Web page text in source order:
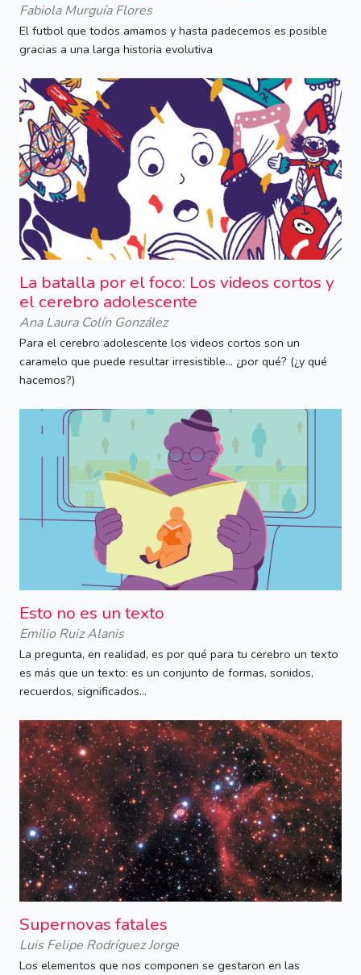
Fabiola Murguía Flores
El futbol que todos amamos y hasta padecemos es posible
gracias a una larga historia evolutiva
La batalla por el foco: Los videos cortos y
el cerebro adolescente
Ana Laura Colín González
Para el cerebro adolescente los videos cortos son un
caramelo que puede resultar irresistible... ¿por qué? (¿y qué
hacemos?)
Esto no es un texto
Emilio Ruiz Alanis
La pregunta, en realidad, es por qué para tu cerebro un texto
es más que un texto: es un conjunto de formas, sonidos,
recuerdos, significados...
Supernovas fatales
Luis Felipe Rodríguez Jorge
Los elementos que nos componen se gestaron en las